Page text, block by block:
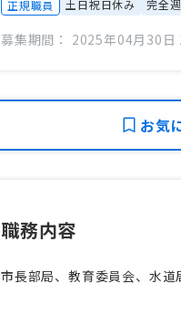
正規職員 土日祝日休み 完全
募集期間： 2025年04月30
お気
職務内容
市長部局、教育委員会、水道